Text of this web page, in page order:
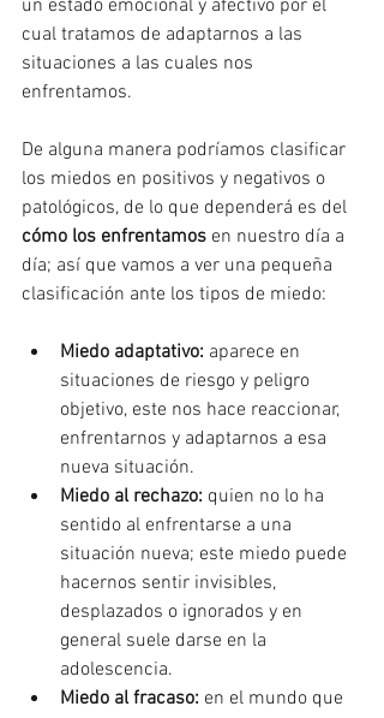
un estado emocional y afectivo por el
cual tratamos de adaptarnos a las
situaciones a las cuales nos
enfrentamos.
De alguna manera podríamos clasificar
los miedos en positivos y negativos o
patológicos, de lo que dependerá es del
cómo los enfrentamos en nuestro día a
día; así que vamos a ver una pequeña
clasificación ante los tipos de miedo:
Miedo adaptativo: aparece en
situaciones de riesgo y peligro
objetivo, este nos hace reaccionar,
enfrentarnos y adaptarnos a esa
nueva situación.
Miedo al rechazo: quien no lo ha
sentido al enfrentarse a una
situación nueva; este miedo puede
hacernos sentir invisibles,
desplazados o ignorados y en
general suele darse en la
adolescencia.
Miedo al fracaso: en el mundo que